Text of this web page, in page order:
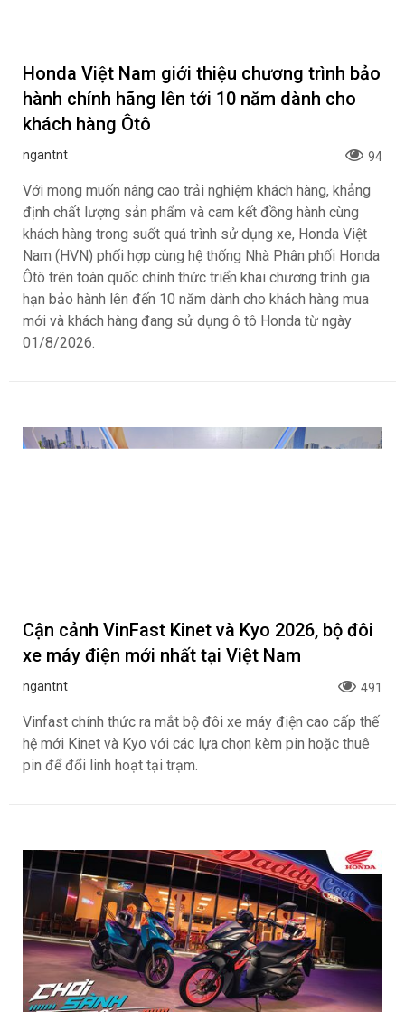
Honda Việt Nam giới thiệu chương trình bảo
hành chính hãng lên tới 10 năm dành cho
khách hàng Ôtô
ngantnt 94
Với mong muốn nâng cao trải nghiệm khách hàng, khẳng
định chất lượng sản phẩm và cam kết đồng hành cùng
khách hàng trong suốt quá trình sử dụng xe, Honda Việt
Nam (HVN) phối hợp cùng hệ thống Nhà Phân phối Honda
Ôtô trên toàn quốc chính thức triển khai chương trình gia
hạn bảo hành lên đến 10 năm dành cho khách hàng mua
mới và khách hàng đang sử dụng ô tô Honda từ ngày
01/8/2026.
Cận cảnh VinFast Kinet và Kyo 2026, bộ đôi
xe máy điện mới nhất tại Việt Nam
ngantnt 491
Vinfast chính thức ra mắt bộ đôi xe máy điện cao cấp thế
hệ mới Kinet và Kyo với các lựa chọn kèm pin hoặc thuê
pin để đổi linh hoạt tại trạm.